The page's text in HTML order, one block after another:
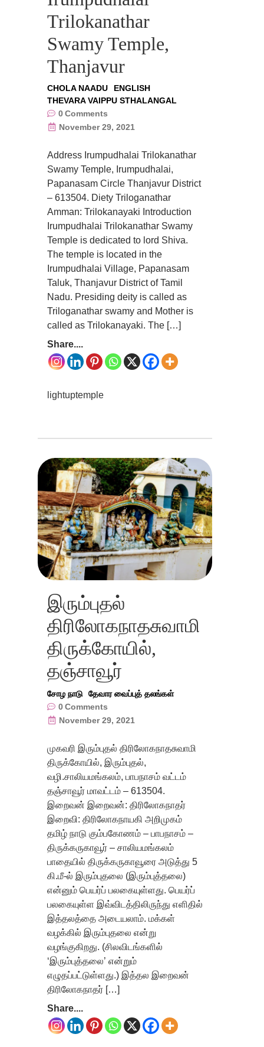
Trilokanathar
Swamy Temple,
Thanjavur
CHOLA NAADU
ENGLISH
THEVARA VAIPPU STHALANGAL
0Comments
November 29, 2021
Address Irumpudhalai Trilokanathar
Swamy Temple, Irumpudhalai,
Papanasam Circle Thanjavur District
– 613504. Diety Triloganathar
Amman: Trilokanayaki Introduction
Irumpudhalai Trilokanathar Swamy
Temple is dedicated to lord Shiva.
The temple is located in the
Irumpudhalai Village, Papanasam
Taluk, Thanjavur District of Tamil
Nadu. Presiding deity is called as
Triloganathar swamy and Mother is
called as Trilokanayaki. The […]
Share....
lightuptemple
இரும்புதல்
திரிலோகநாதசுவாமி
திருக்கோயில்,
தஞ்சாவூர்
சோழ நாடு
தேவார வைப்புத் தலங்கள்
0Comments
November 29, 2021
முகவரி இரும்புதல் திரிலோகநாதசுவாமி
திருக்கோயில், இரும்புதல்,
வழி.சாலியமங்கலம், பாபநாசம் வட்டம்
தஞ்சாவூர் மாவட்டம் – 613504.
இறைவன் இறைவன்: திரிலோகநாதர்
இறைவி: திரிலோகநாயகி அறிமுகம்
தமிழ் நாடு கும்பகோணம் – பாபநாசம் –
திருக்கருகாவூர் – சாலியமங்கலம்
பாதையில் திருக்கருகாவூரை அடுத்து 5
கி.மீ-ல் இரும்புதலை (இரும்புத்தலை)
என்னும் பெயர்ப் பலகையுள்ளது. பெயர்ப்
பலகையுள்ள இவ்விடத்திலிருந்து எளிதில்
இத்தலத்தை அடையலாம். மக்கள்
வழக்கில் இரும்புதலை என்று
வழங்குகிறது. (சிலவிடங்களில்
‘இரும்புத்தலை’ என்றும்
எழுதப்பட்டுள்ளது.) இத்தல இறைவன்
திரிலோகநாதர் […]
Share....